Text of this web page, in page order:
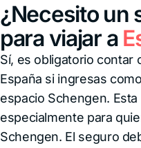
¿Necesito un
para viajar a
Sí, es obligatorio contar
España si ingresas
espacio Schengen.
especialmente para
Schengen. El seguro